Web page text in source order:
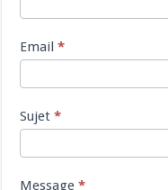
Email*
Sujet*
Message*